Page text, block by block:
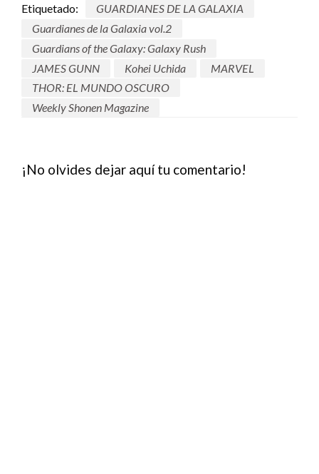
Etiquetado:
GUARDIANES DE LA GALAXIA
Guardianes de la Galaxia vol.2
Guardians of the Galaxy: Galaxy Rush
JAMES GUNN
Kohei Uchida
MARVEL
THOR: EL MUNDO OSCURO
Weekly Shonen Magazine
¡No olvides dejar aquí tu comentario!